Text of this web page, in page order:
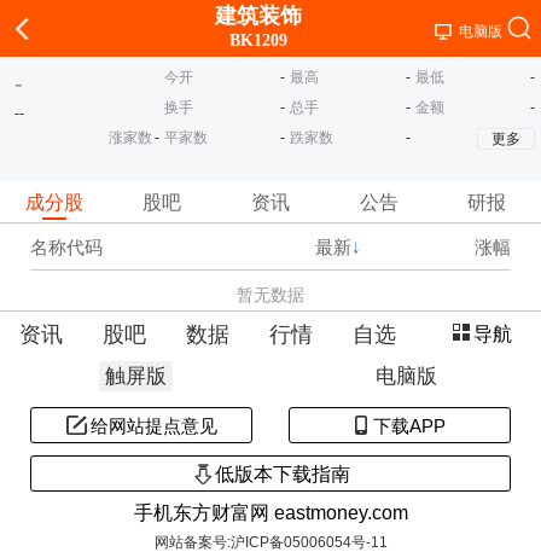
建筑装饰
BK1209 电脑版
-
--
今开 - 最高 - 最低
-
换手
- 总手 - 金额
-
涨家数 - 平家数 - 跌家数 - 更多
成分股 股吧 资讯 公告 研报
名称代码 最新↓ 涨幅
暂无数据
资讯 股吧 数据 行情 自选 导航
触屏版 电脑版
给网站提点意见 下载APP
低版本下载指南
手机东方财富网 eastmoney.com
网站备案号:沪ICP备05006054号-11